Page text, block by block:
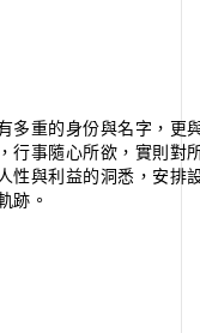
多重的身份與名字，更
行事隨心所欲，實則對
性與利益的洞悉，安排
跡。